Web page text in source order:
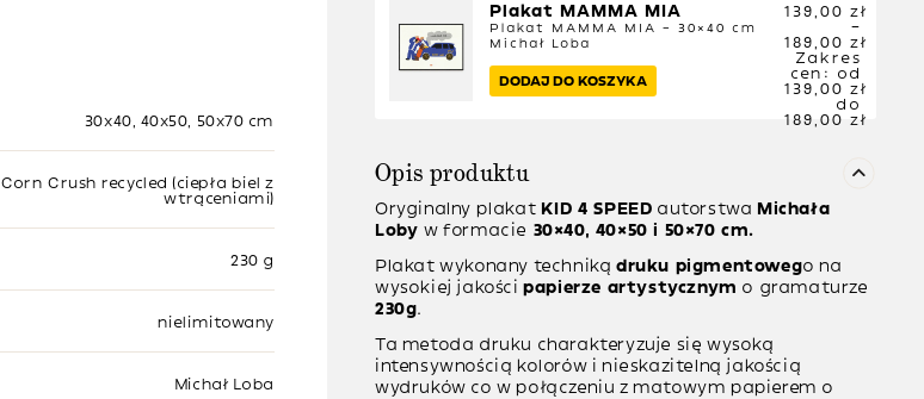
30x40, 40x50, 50x70 cm
Corn Crush recycled (ciepła biel z
wtrąceniami)
230 g
nielimitowany
Michał Loba
Plakat MAMMA MIA
Plakat MAMMA MIA – 30×40 cm
Michał Loba
139,00 zł
–
189,00 zł
Zakres
cen: od
139,00 zł
do
189,00 zł
DODAJ DO KOSZYKA
Opis produktu
Oryginalny plakat KID 4 SPEED autorstwa Michała
Loby w formacie 30×40, 40×50 i 50×70 cm.
Plakat wykonany techniką druku pigmentowego na
wysokiej jakościpapierze artystycznym o gramaturze
230g.
Ta metoda druku charakteryzuje się wysoką
intensywnością kolorów i nieskazitelną jakością
wydruków co w połączeniu z matowym papierem o